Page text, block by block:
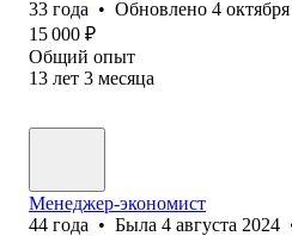
33 года • Обновлено 4
15 000 ₽
Общий опыт
13 лет 3 месяца
Менеджер-экономист
44 года • Была 4 августа 2024